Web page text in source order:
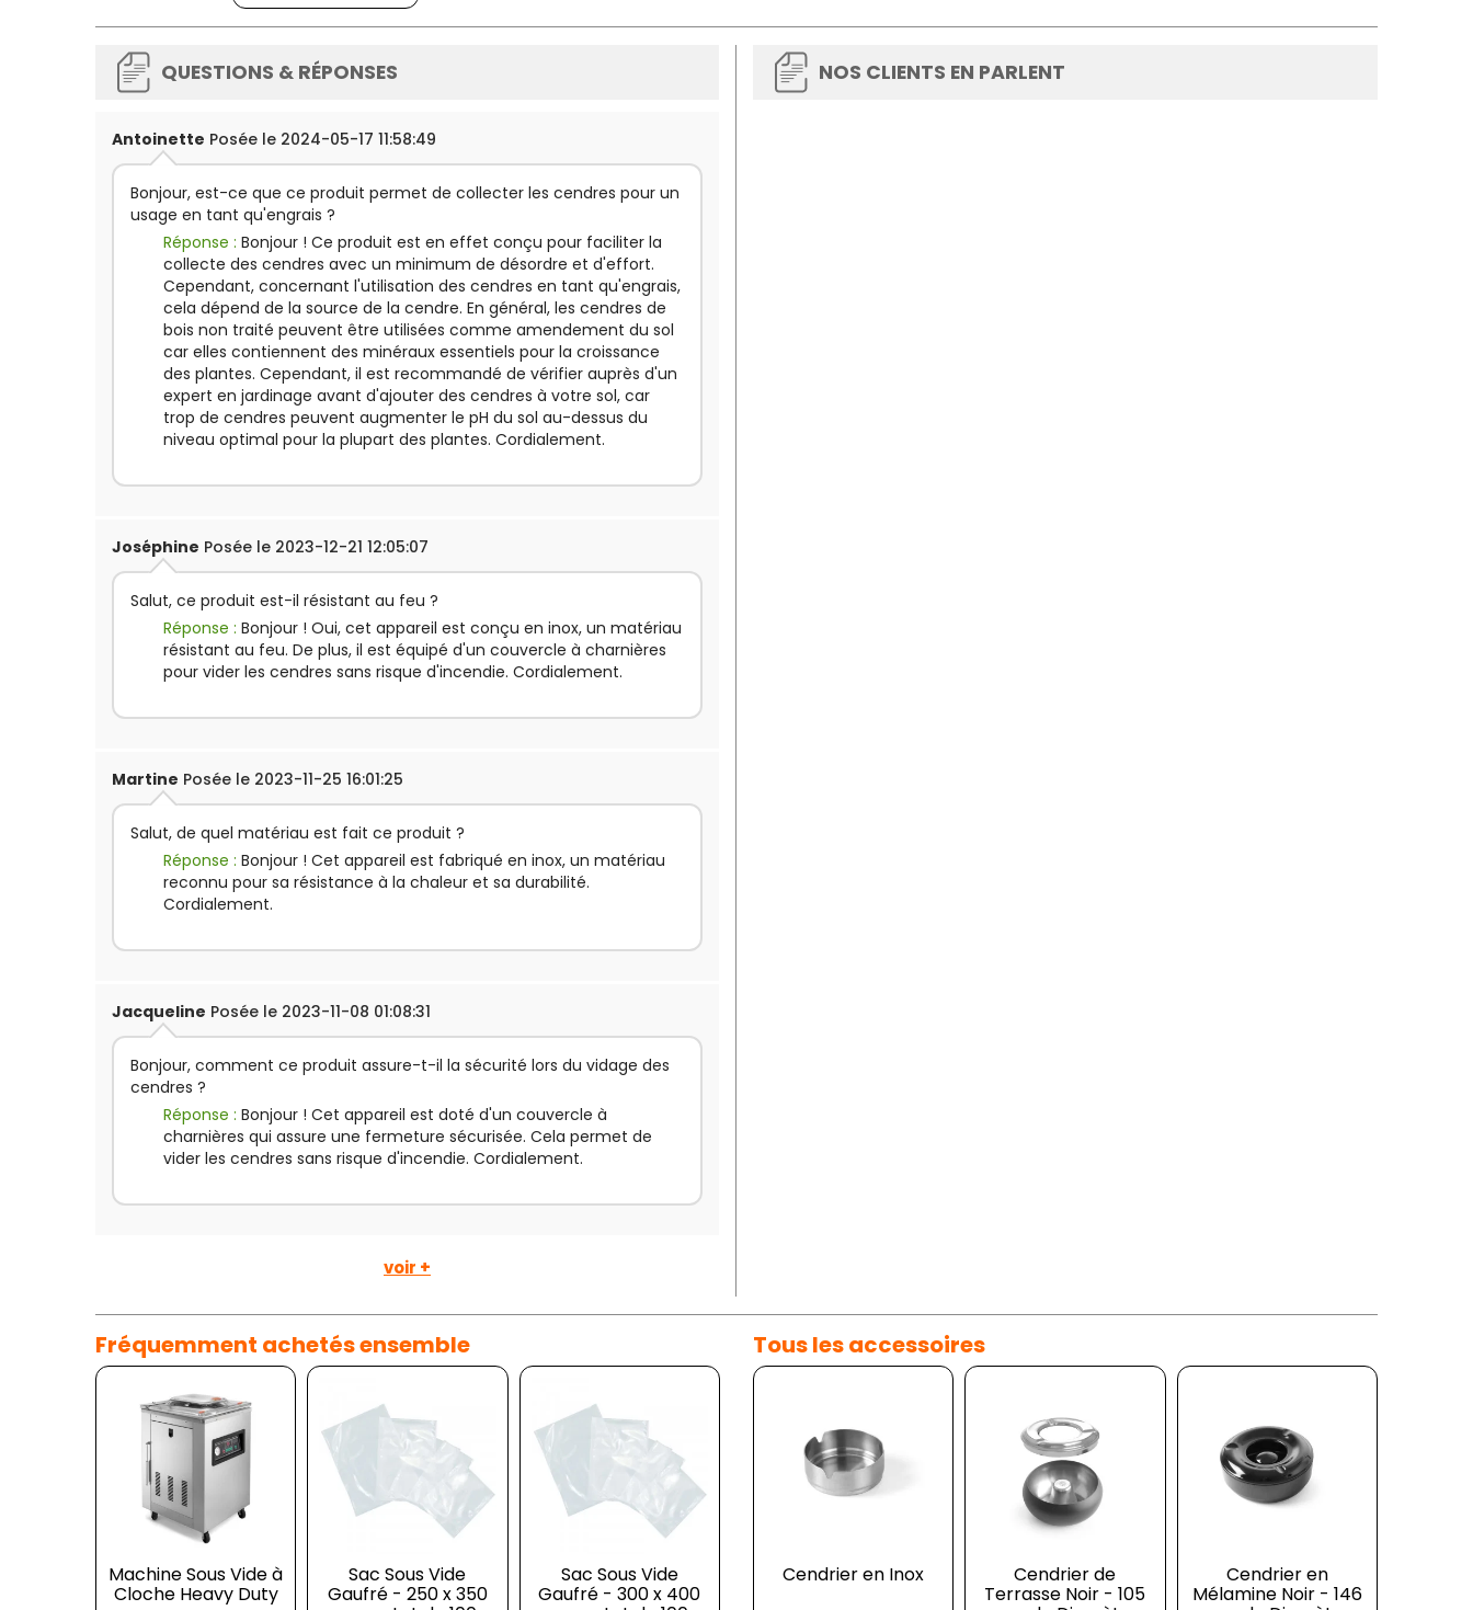
QUESTIONS & RÉPONSES
Antoinette Posée le 2024-05-17 11:58:49
Bonjour, est-ce que ce produit permet de collecter les cendres pour un
usage en tant qu'engrais ?
Réponse : Bonjour ! Ce produit est en effet conçu pour faciliter la
collecte des cendres avec un minimum de désordre et d'effort.
Cependant, concernant l'utilisation des cendres en tant qu'engrais,
cela dépend de la source de la cendre. En général, les cendres de
bois non traité peuvent être utilisées comme amendement du sol
car elles contiennent des minéraux essentiels pour la croissance
des plantes. Cependant, il est recommandé de vérifier auprès d'un
expert en jardinage avant d'ajouter des cendres à votre sol, car
trop de cendres peuvent augmenter le pH du sol au-dessus du
niveau optimal pour la plupart des plantes. Cordialement.
Joséphine Posée le 2023-12-21 12:05:07
Salut, ce produit est-il résistant au feu ?
Réponse : Bonjour ! Oui, cet appareil est conçu en inox, un matériau
résistant au feu. De plus, il est équipé d'un couvercle à charnières
pour vider les cendres sans risque d'incendie. Cordialement.
Martine Posée le 2023-11-25 16:01:25
Salut, de quel matériau est fait ce produit ?
Réponse : Bonjour ! Cet appareil est fabriqué en inox, un matériau
reconnu pour sa résistance à la chaleur et sa durabilité.
Cordialement.
Jacqueline Posée le 2023-11-08 01:08:31
Bonjour, comment ce produit assure-t-il la sécurité lors du vidage des
cendres ?
Réponse : Bonjour ! Cet appareil est doté d'un couvercle à
charnières qui assure une fermeture sécurisée. Cela permet de
vider les cendres sans risque d'incendie. Cordialement.
voir +
NOS CLIENTS EN PARLENT
Fréquemment achetés ensemble
Machine Sous Vide à
Cloche Heavy Duty
Sac Sous Vide
Gaufré - 250 x 350
Sac Sous Vide
Gaufré - 300 x 400
Cendrier Mural Noir Cuiseur Sous Vide -
16 Litres
Tous les accessoires
Cendrier en Inox Cendrier de
Terrasse Noir - 105
Cendrier en
Mélamine Noir - 146